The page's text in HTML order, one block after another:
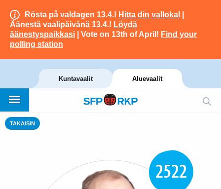
Rösta på valdagen 13.4.! Hitta din vallokal
Äänestä vaalipäivänä 13.4.! Löydä
äänestyspaikkasi | Vote on 13th of April! Find your
polling station
Kuntavaalit Aluevaalit
TAKAISIN
2522